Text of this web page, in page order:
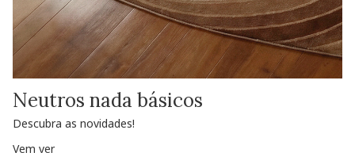
Neutros nada básicos
Descubra as novidades!
Vem ver